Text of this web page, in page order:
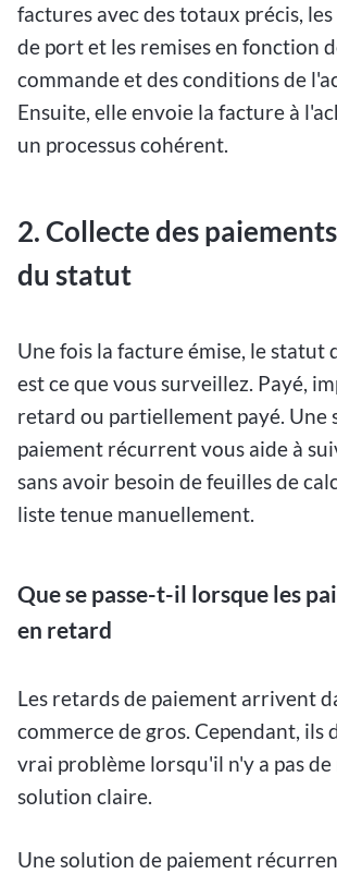
factures avec des totaux précis, les
de port et les remises en fonction
commande et des conditions de
Ensuite, elle envoie la facture à
un processus cohérent.
2. Collecte des
du statut
Une fois la facture émise, le statut
est ce que vous surveillez. Payé,
retard ou partiellement payé. Une
paiement récurrent vous aide à
sans avoir besoin de feuilles de
liste tenue manuellement.
Que se passe-t-il lorsque les
en retard
Les retards de paiement arrivent
commerce de gros. Cependant, ils
vrai problème lorsqu'il n'y a pas
solution claire.
Une solution de paiement